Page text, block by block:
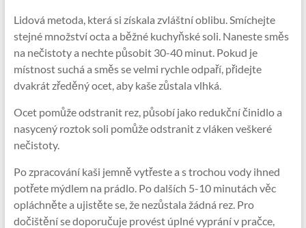
Lidová metoda, která si získala zvláštní oblibu. Smíchejte
stejné množství octa a běžné kuchyňské soli. Naneste směs
na nečistoty a nechte působit 30-40 minut. Pokud je
místnost suchá a směs se velmi rychle odpaří, přidejte
dvakrát zředěný ocet, aby kaše zůstala vlhká.
Ocet pomůže odstranit rez, působí jako redukční činidlo a
nasycený roztok soli pomůže odstranit z vláken veškeré
nečistoty.
Po zpracování kaši jemně vytřeste a s trochou vody ihned
potřete mýdlem na prádlo. Po dalších 5-10 minutách věc
opláchněte a ujistěte se, že nezůstala žádná rez. Pro
dočištění se doporučuje provést úplné vyprání v pračce,